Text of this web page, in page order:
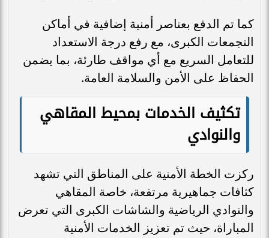
كما تم الدفع بعناصر أمنية إضافية في أماكن
التجمعات الكبرى، مع رفع درجة الاستعداد
للتعامل السريع مع أي مواقف طارئة، بما يضمن
الحفاظ على الأمن والسلامة العامة.
تكثيف الخدمات بمحيط المقاهي
والنوادي
ركزت الخطة الأمنية على المناطق التي تشهد
كثافات جماهيرية مرتفعة، خاصة المقاهي
والنوادي الرياضية والشاشات الكبرى التي تعرض
المباراة، حيث تم تعزيز الخدمات الأمنية